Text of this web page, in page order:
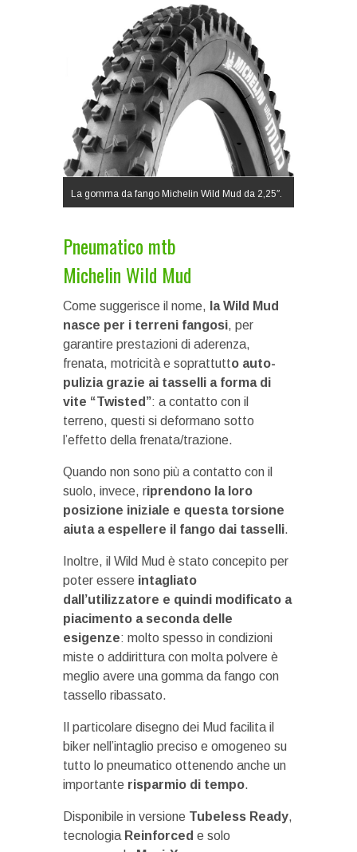
La gomma da fango Michelin Wild Mud da 2,25″.
Pneumatico mtb
Michelin Wild Mud
Come suggerisce il nome,
la Wild Mud
nasce per i terreni fangosi, per
garantire prestazioni di aderenza,
frenata, motricità e soprattutto auto-
pulizia grazie ai tasselli a forma di
vite “Twisted”: a contatto con il
terreno, questi si deformano sotto
l’effetto della frenata/trazione.
Quando non sono più a contatto con il
suolo, invece, riprendono la loro
posizione iniziale e questa torsione
aiuta a espellere il fango dai tasselli.
Inoltre, il Wild Mud è stato concepito per
poter essere intagliato
dall’utilizzatore e quindi modificato a
piacimento a seconda delle
esigenze: molto spesso in condizioni
miste o addirittura con molta polvere è
meglio avere una gomma da fango con
tassello ribassato.
Il particolare disegno dei Mud facilita il
biker nell’intaglio preciso e omogeneo su
tutto lo pneumatico ottenendo anche un
importante risparmio di tempo.
Disponibile in versione Tubeless Ready,
tecnologia Reinforced e solo